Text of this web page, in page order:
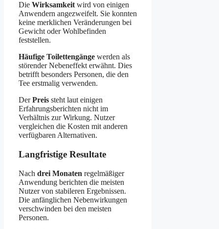
Die Wirksamkeit wird von einigen
Anwendern angezweifelt. Sie konnten
keine merklichen Veränderungen bei
Gewicht oder Wohlbefinden
feststellen.
Häufige Toilettengänge werden als
störender Nebeneffekt erwähnt. Dies
betrifft besonders Personen, die den
Tee erstmalig verwenden.
DerPreis steht laut einigen
Erfahrungsberichten nicht im
Verhältnis zur Wirkung. Nutzer
vergleichen die Kosten mit anderen
verfügbaren Alternativen.
Langfristige Resultate
Nach drei Monaten regelmäßiger
Anwendung berichten die meisten
Nutzer von stabileren Ergebnissen.
Die anfänglichen Nebenwirkungen
verschwinden bei den meisten
Personen.